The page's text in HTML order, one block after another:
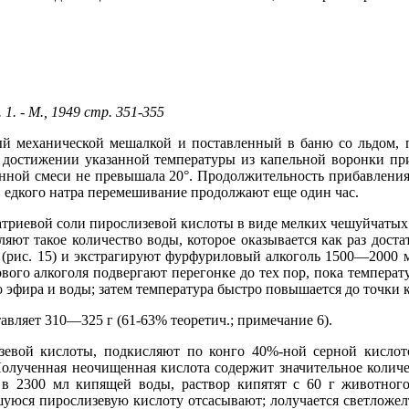
1. - М., 1949 стр. 351-355
механической мешалкой и поставленный в баню со
указанной температуры из капельной воронки
смеси не превышала 20°. Продолжительность
натра перемешивание продолжают еще один час.
соли пирослизевой кислоты в виде мелких
такое количество воды, которое оказывается как раз
15) и экстрагируют фурфуриловый алкоголь
алкоголя подвергают перегонке до тех пор, пока
эфира и воды; затем температура быстро повышается до
310—325 г (61-63% теоретич.; примечание 6).
кислоты, подкисляют по конго 40%-ной серной
неочищенная кислота содержит значительное
в 2300 мл кипящей воды, раствор кипятят с 60 г
пирослизевую кислоту отсасывают; лолучается